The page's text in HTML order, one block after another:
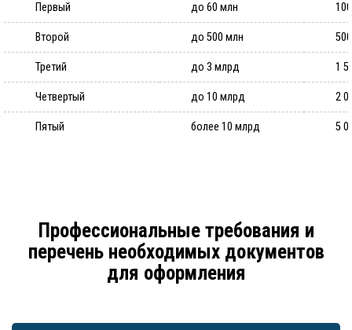
Первый до 60 млн
Второй до 500 млн
Третий до 3 млрд 1
Четвертый до 10 млрд 2
Пятый более 10 млрд 5
Профессиональные требования и
перечень необходимых документов
для оформления